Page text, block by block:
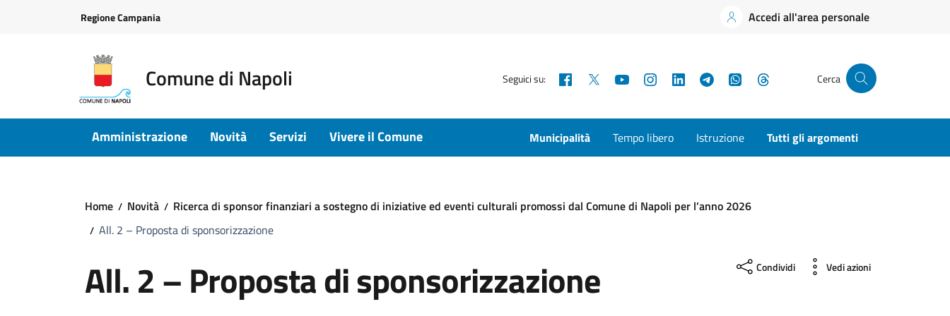
Regione Campania Accedi all'area personale
Comune di Napoli Seguici su: Facebook YouTubeInstagramLinkedInTelegramWhatsApp Cerca
Amministrazione Novità Servizi Vivere il Comune Municipalità Tempo libero Istruzione Tutti gli argomenti
Home Novità
Ricerca di sponsor finanziari a sostegno di iniziative ed eventi culturali promossi dal Comune di Napoli per l’anno 2026
All. 2 – Proposta di sponsorizzazione
All. 2 – Proposta di sponsorizzazione Condividi Vedi azioni